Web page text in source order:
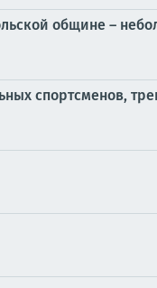
общине –
спортсменов,